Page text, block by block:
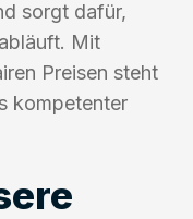
sorgt dafür,
Mit
Preisen steht
kompetenter